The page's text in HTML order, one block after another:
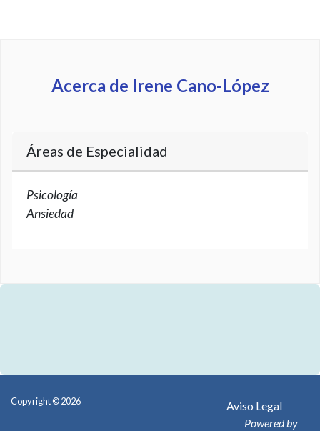
Acerca de Irene Cano-López
Áreas de Especialidad
Psicología
Ansiedad
Copyright © 2026
Aviso Legal
Powered by